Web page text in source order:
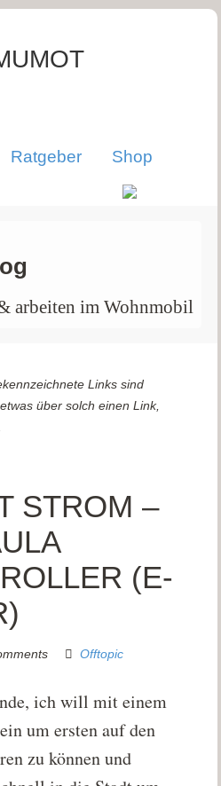
Ratgeber Shop
arbeiten im Wohnmobil
Links sind
über solch einen Link,
STROM –
(E-
Offtopic
ich will mit einem
um ersten auf den
zu können und